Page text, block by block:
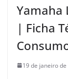
Yamaha
| Ficha
19 de janeiro